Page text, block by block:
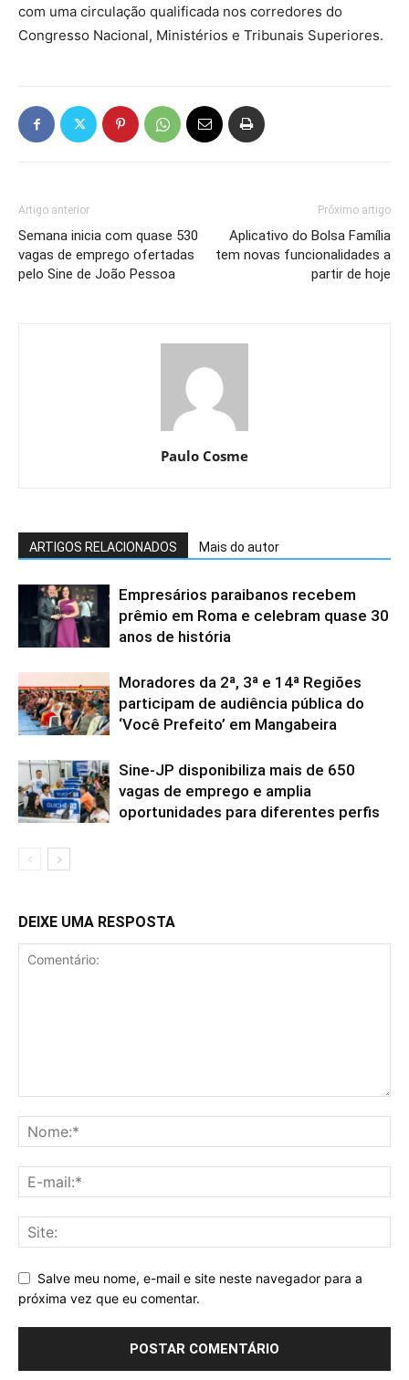
com uma circulação qualificada nos corredores do
Congresso Nacional, Ministérios e Tribunais Superiores.
Artigo anterior
Semana inicia com quase 530
vagas de emprego ofertadas
pelo Sine de João Pessoa
Próximo artigo
Aplicativo do Bolsa Família
tem novas funcionalidades a
partir de hoje
Paulo Cosme
ARTIGOS RELACIONADOS Mais do autor
Empresários paraibanos recebem
prêmio em Roma e celebram quase 30
anos de história
Moradores da 2ª, 3ª e 14ª Regiões
participam de audiência pública do
‘Você Prefeito’ em Mangabeira
Sine-JP disponibiliza mais de 650
vagas de emprego e amplia
oportunidades para diferentes perfis
DEIXE UMA RESPOSTA
Salve meu nome, e-mail e site neste navegador para a
próxima vez que eu comentar.